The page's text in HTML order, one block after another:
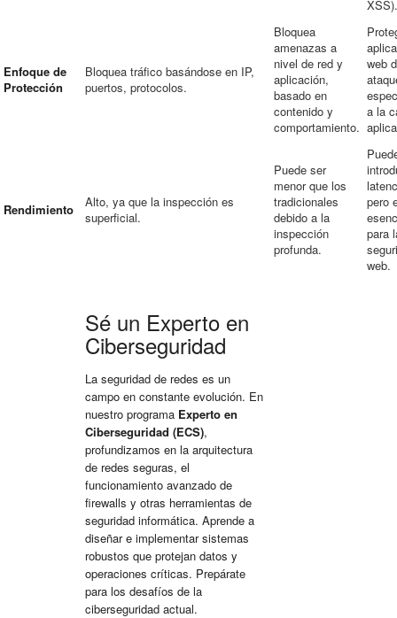
XSS).
Enfoque de
Protección
Bloquea tráfico basándose en IP,
puertos, protocolos.
Bloquea
amenazas a
nivel de red y
aplicación,
basado en
contenido y
comportamiento.
web
a la
Rendimiento
Alto, ya que la inspección es
superficial.
Puede ser
menor que los
tradicionales
debido a la
inspección
profunda.
pero
para
web.
Sé un Experto en
Ciberseguridad
La seguridad de redes es un
campo en constante evolución. En
nuestro programa Experto en
Ciberseguridad (ECS),
profundizamos en la arquitectura
de redes seguras, el
funcionamiento avanzado de
firewalls y otras herramientas de
seguridad informática. Aprende a
diseñar e implementar sistemas
robustos que protejan datos y
operaciones críticas. Prepárate
para los desafíos de la
ciberseguridad actual.